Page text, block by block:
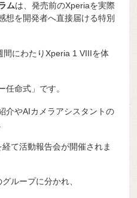
ムは、発売前のXperiaを実際
想を開発者へ直接届ける特別
にわたりXperia 1 VIIIを体
任命式」です。
介やAIカメラアシスタントの
て活動報告会が開催されま
ループに分かれ、